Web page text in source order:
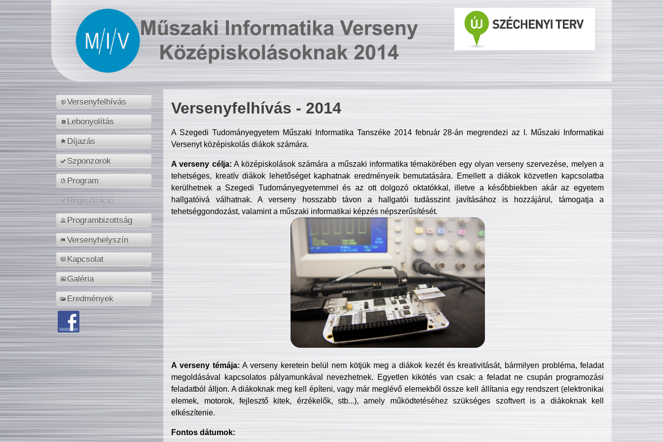
Versenyfelhívás
Lebonyolítás
Díjazás
Szponzorok
Program
Regisztráció
Programbizottság
Versenyhelyszín
Kapcsolat
Galéria
Eredmények
Versenyfelhívás - 2014
A Szegedi Tudományegyetem Műszaki Informatika Tanszéke 2014 február 28-án megrendezi az I. Műszaki Informatikai
Versenyt középiskolás diákok számára.
A verseny célja: A középiskolások számára a műszaki informatika témakörében egy olyan verseny szervezése, melyen a
tehetséges, kreatív diákok lehetőséget kaphatnak eredményeik bemutatására. Emellett a diákok közvetlen kapcsolatba
kerülhetnek a Szegedi Tudományegyetemmel és az ott dolgozó oktatókkal, illetve a későbbiekben akár az egyetem
hallgatóivá válhatnak. A verseny hosszabb távon a hallgatói tudásszint javításához is hozzájárul, támogatja a
tehetséggondozást, valamint a műszaki informatikai képzés népszerűsítését.
A verseny témája: A verseny keretein belül nem kötjük meg a diákok kezét és kreativitását, bármilyen probléma, feladat
megoldásával kapcsolatos pályamunkával nevezhetnek. Egyetlen kikötés van csak: a feladat ne csupán programozási
feladatból álljon. A diákoknak meg kell építeni, vagy már meglévő elemekből össze kell állítania egy rendszert (elektronikai
elemek, motorok, fejlesztő kitek, érzékelők, stb...), amely működtetéséhez szükséges szoftvert is a diákoknak kell
elkészítenie.
Fontos dátumok: